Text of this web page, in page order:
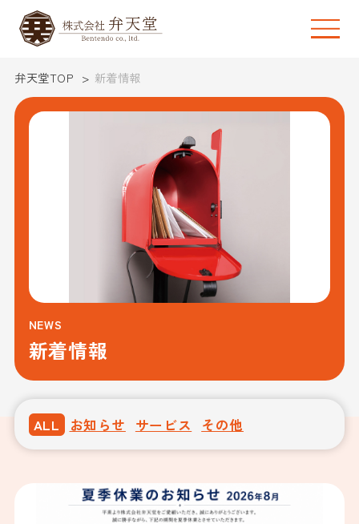
弁天堂TOP 新着情報
NEWS
新着情報
ALL お知らせ サービス その他